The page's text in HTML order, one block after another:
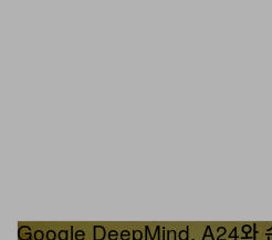
하는 AI 영화 제작 도구 만든다